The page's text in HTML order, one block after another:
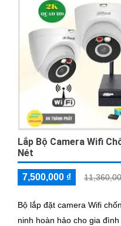
Lắp Bộ Camera Wifi
Nét
7,500,000 ₫
Bộ lắp đặt camera Wifi
ninh hoàn hảo cho gia đình